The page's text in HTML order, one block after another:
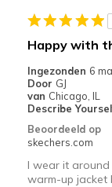
Width
Sizing
Happy with
Ingezonden 6
Door GJ
van Chicago, IL
Describe
Beoordeeld op
skechers.com
I wear it
warm-up jacket